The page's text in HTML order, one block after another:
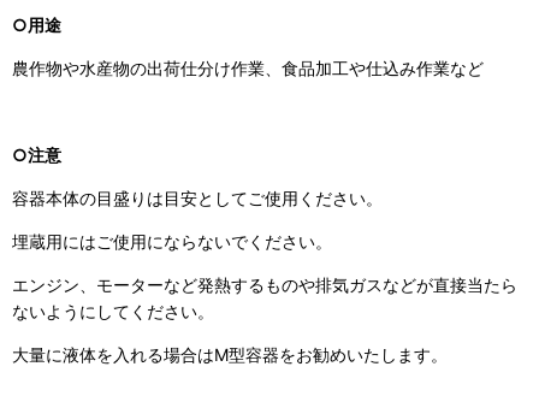
○用途
農作物や水産物の出荷仕分け作業、食品加工や仕込み作業など
○注意
容器本体の目盛りは目安としてご使用ください。
埋蔵用にはご使用にならないでください。
エンジン、モーターなど発熱するものや排気ガスなどが直接当たら
ないようにしてください。
大量に液体を入れる場合はM型容器をお勧めいたします。